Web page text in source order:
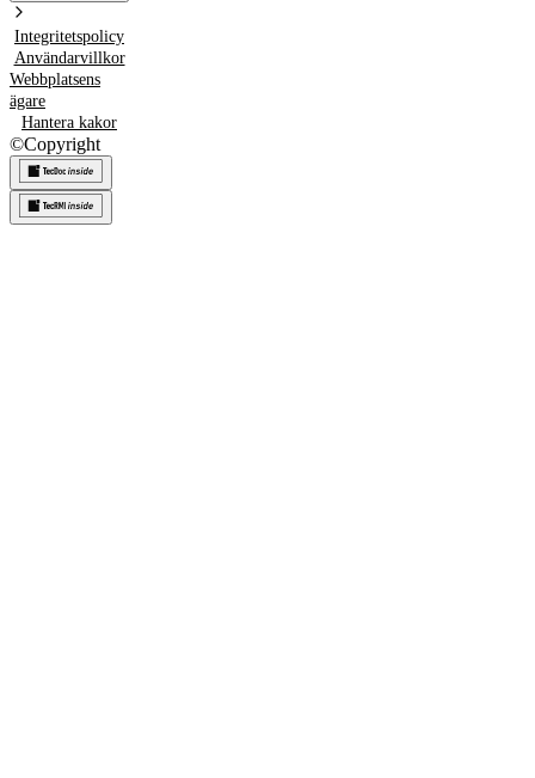
Integritetspolicy
Användarvillkor
Webbplatsens
ägare
Hantera kakor
©Copyright